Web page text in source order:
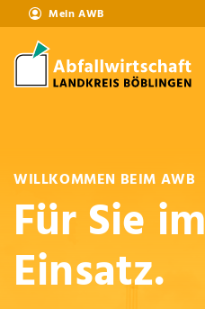
Mein AWB
WILLKOMMEN BEIM AWB
Für Sie im
Einsatz.